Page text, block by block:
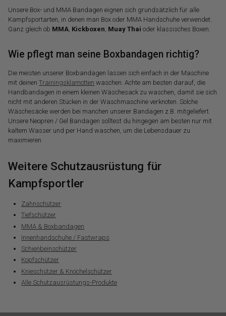
Unsere Box- und MMA Bandagen eignen sich grundsätzlich für alle
Kampfsportarten, in denen man Box oder MMA Handschuhe verwendet.
Ganz gleich ob MMA, Kickboxen, Muay Thai oder klassisches Boxen.
Wie pflegt man seine Boxbandagen richtig?
Die meisten unserer Boxbandagen lassen sich einfach in der Maschine
mit deinenTrainingsklamotten waschen. Achte am besten darauf, die
Handbandagen in einem kleinen Wäschesack zu waschen, damit sie sich
nicht mit anderen Stücken in der Waschmaschine verknoten. Solche
Wäschesäcke werden bei manchen unserer Bandagen z.B. mitgeliefert.
Unsere Neopren / Gel Bandagen solltest du hingegen am besten nur mit
kaltem Wasser und per Hand waschen, um die Lebensdauer zu
maximieren.
Weitere Schutzausrüstung für
Kampfsportler
Zahnschützer
Tiefschützer
MMA & Boxbandagen
Innenhandschuhe / Fastwraps
Schienbeinschützer
Kopfschützer
Knieschützer & Knöchelschützer
Alle Schutzausrüstungs-Produkte